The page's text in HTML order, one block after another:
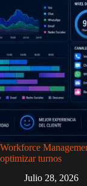
Workforce
optimizar turnos
Julio 28, 2026